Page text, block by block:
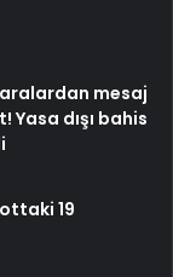
mesaj
dışı bahis
19